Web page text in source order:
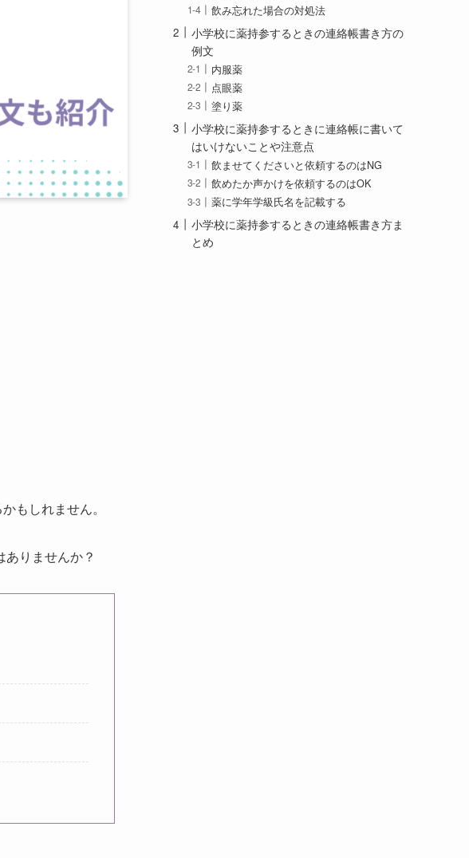
もしれません。
りませんか？
飲み忘れた場合の対処法
小学校に薬持参するときの連絡帳書き方の
例文
内服薬
点眼薬
塗り薬
小学校に薬持参するときに連絡帳に書いて
はいけないことや注意点
飲ませてくださいと依頼するのはNG
飲めたか声かけを依頼するのはOK
薬に学年学級氏名を記載する
小学校に薬持参するときの連絡帳書き方ま
とめ